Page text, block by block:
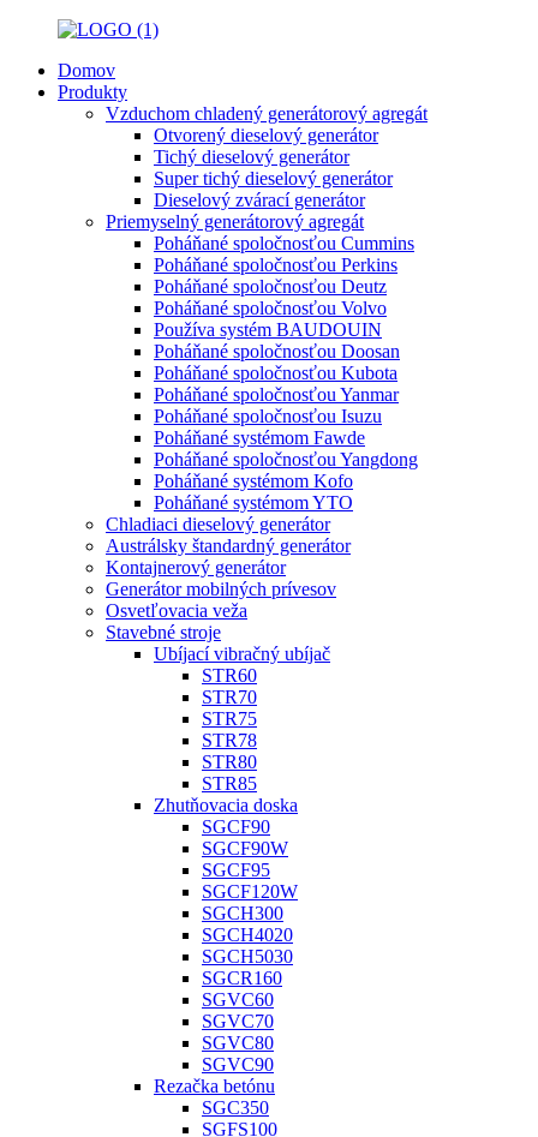
Domov
Produkty
Vzduchom chladený generátorový agregát
Otvorený dieselový generátor
Tichý dieselový generátor
Super tichý dieselový generátor
Dieselový zvárací generátor
Priemyselný generátorový agregát
Poháňané spoločnosťou Cummins
Poháňané spoločnosťou Perkins
Poháňané spoločnosťou Deutz
Poháňané spoločnosťou Volvo
Používa systém BAUDOUIN
Poháňané spoločnosťou Doosan
Poháňané spoločnosťou Kubota
Poháňané spoločnosťou Yanmar
Poháňané spoločnosťou Isuzu
Poháňané systémom Fawde
Poháňané spoločnosťou Yangdong
Poháňané systémom Kofo
Poháňané systémom YTO
Chladiaci dieselový generátor
Austrálsky štandardný generátor
Kontajnerový generátor
Generátor mobilných prívesov
Osvetľovacia veža
Stavebné stroje
Ubíjací vibračný ubíjač
STR60
STR70
STR75
STR78
STR80
STR85
Zhutňovacia doska
SGCF90
SGCF90W
SGCF95
SGCF120W
SGCH300
SGCH4020
SGCH5030
SGCR160
SGVC60
SGVC70
SGVC80
SGVC90
Rezačka betónu
SGC350
SGFS100